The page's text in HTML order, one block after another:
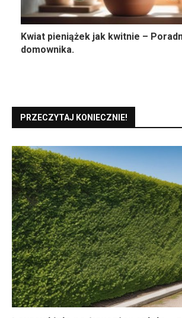
Kwiat pieniążek jak kwitnie –
domownika.
PRZECZYTAJ KONIECZNIE!